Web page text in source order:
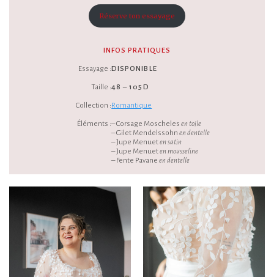
Réserve ton essayage
INFOS PRATIQUES
Essayage :
Taille :
Collection :
Éléments :
DISPONIBLE
48 – 105D
Romantique
– Corsage Moschelesen toile
– Gilet Mendelssohnen dentelle
– Jupe Menueten satin
– Jupe Menueten mousseline
– Fente Pavaneen dentelle